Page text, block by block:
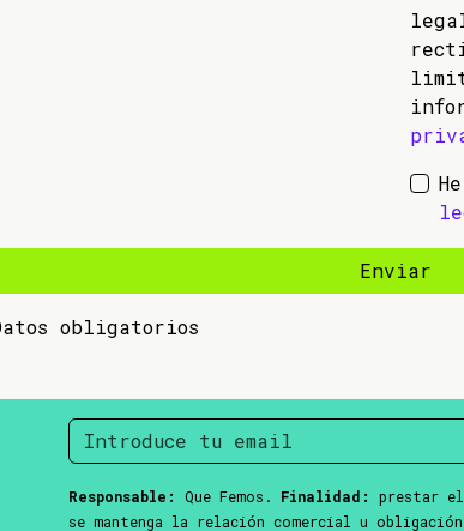
Enviar
obligatorios
Responsable: Que Femos. Finalidad: prestar
se mantenga la relación comercial u